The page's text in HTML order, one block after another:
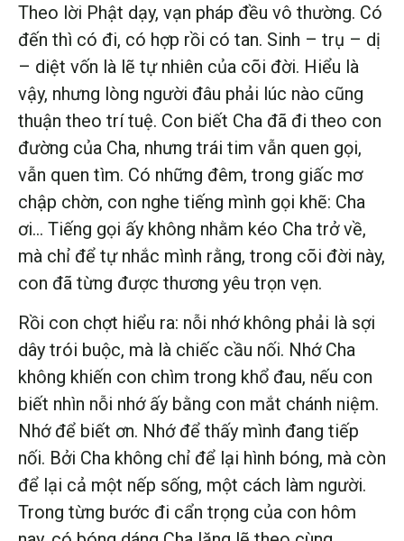
Theo lời Phật dạy, vạn pháp đều vô thường. Có
đến thì có đi, có hợp rồi có tan. Sinh – trụ – dị
– diệt vốn là lẽ tự nhiên của cõi đời. Hiểu là
vậy, nhưng lòng người đâu phải lúc nào cũng
thuận theo trí tuệ. Con biết Cha đã đi theo con
đường của Cha, nhưng trái tim vẫn quen gọi,
vẫn quen tìm. Có những đêm, trong giấc mơ
chập chờn, con nghe tiếng mình gọi khẽ: Cha
ơi… Tiếng gọi ấy không nhằm kéo Cha trở về,
mà chỉ để tự nhắc mình rằng, trong cõi đời này,
con đã từng được thương yêu trọn vẹn.
Rồi con chợt hiểu ra: nỗi nhớ không phải là sợi
dây trói buộc, mà là chiếc cầu nối. Nhớ Cha
không khiến con chìm trong khổ đau, nếu con
biết nhìn nỗi nhớ ấy bằng con mắt chánh niệm.
Nhớ để biết ơn. Nhớ để thấy mình đang tiếp
nối. Bởi Cha không chỉ để lại hình bóng, mà còn
để lại cả một nếp sống, một cách làm người.
Trong từng bước đi cẩn trọng của con hôm